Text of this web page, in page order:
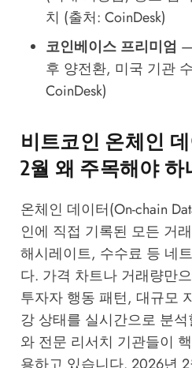
치 (출처: CoinDesk)
코인베이스 프리미엄
후 양전환, 미국 기관
CoinDesk)
비트코인 온체인
2월 왜 주목해야 하
온체인 데이터(On-chain
인에 직접 기록된 모든 거
해시레이트, 수수료 등 네
다. 가격 차트나 거래량만
투자자 행동 패턴, 대규모
강 상태를 실시간으로 분
와 전문 리서치 기관들이
용하고 있습니다. 2026년